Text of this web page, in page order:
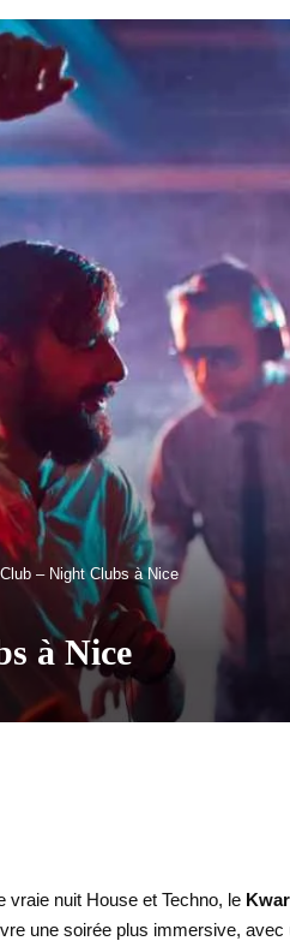
– Night Clubs à Nice
à Nice
vraie nuit House et Techno, le
une soirée plus immersive,